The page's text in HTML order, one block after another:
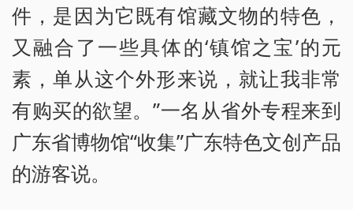
件，是因为它既有馆藏文物的特色，
又融合了一些具体的‘镇馆之宝’的元
素，单从这个外形来说，就让我非常
有购买的欲望。”一名从省外专程来到
广东省博物馆“收集”广东特色文创产品
的游客说。